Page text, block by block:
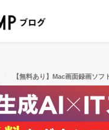
【無料あり】Mac画面録画ソ